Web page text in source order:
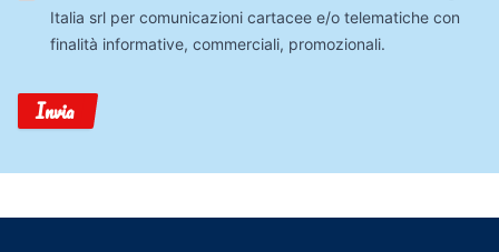
Dati
Italia srl per comunicazioni cartacee e/o telematiche con
finalità informative, commerciali, promozionali.
Invia